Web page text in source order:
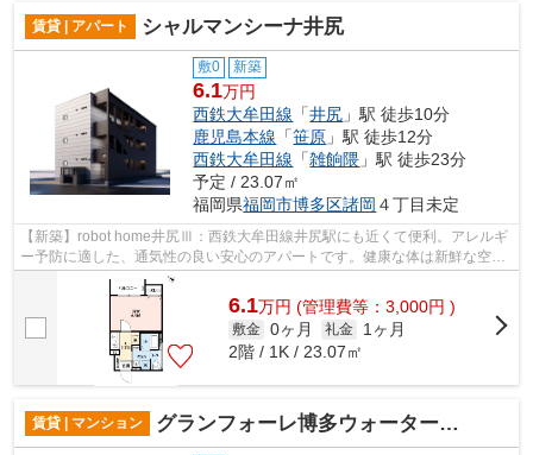
賃貸 | アパート シャルマンシーナ井尻
敷0 新築
6.1万円
西鉄大牟田線 「井尻 」駅 徒歩10分
鹿児島本線 「笹原 」駅 徒歩12分
西鉄大牟田線 「雑餉隈 」駅 徒歩23分
予定 / 23.07㎡
福岡県福岡市博多区諸岡 ４丁目未定
【新築】robot home井尻Ⅲ：西鉄大牟田線井尻駅にも近くて便利。アレルギ
ー予防に適した、通気性の良い安心のアパートです。健康な体は新鮮な空気
を吸うところから。忙しい朝に遠くまで...
6.1万円 (管理費等：3,000円 )
敷金 0ヶ月 礼金
1ヶ月
2階 / 1K / 23.07㎡
賃貸 | マンション グランフォーレ博多ウォーターフロント